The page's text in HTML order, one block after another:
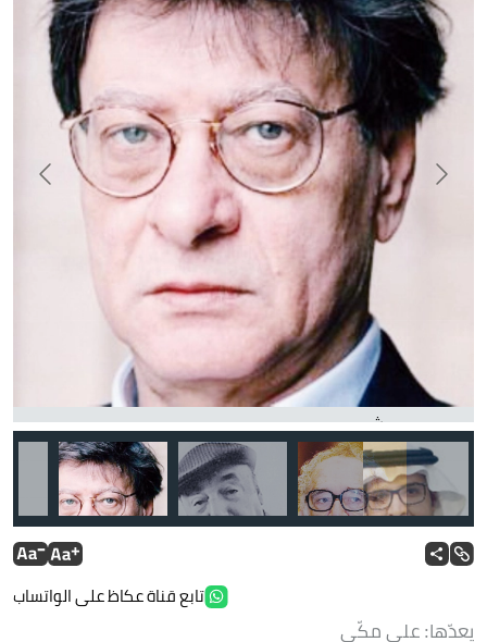
محمود درويش
تابع قناة عكاظ على الواتساب
يعدّها: علي مكّي